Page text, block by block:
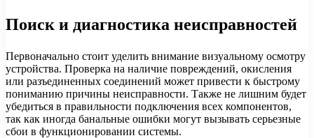
Поиск и диагностика неисправностей
Первоначально стоит уделить внимание визуальному осмотру
устройства. Проверка на наличие повреждений, окисления
или разъединенных соединений может привести к быстрому
пониманию причины неисправности. Также не лишним будет
убедиться в правильности подключения всех компонентов,
так как иногда банальные ошибки могут вызывать серьезные
сбои в функционировании системы.